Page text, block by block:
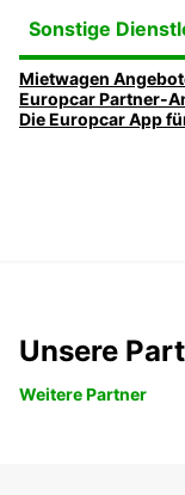
Sonstige
Unsere
Weitere Partner